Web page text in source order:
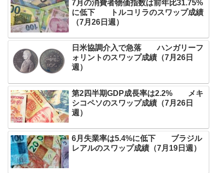
7月の消費者物価指数は前年比31.75%
に低下 トルコリラのスワップ成績
（7月26日週）
日米協調介入で急落 ハンガリーフ
ォリントのスワップ成績（7月26日
週）
第2四半期GDP成長率は2.2% メキ
シコペソのスワップ成績（7月26日
週）
6月失業率は5.4%に低下 ブラジル
レアルのスワップ成績（7月19日週）